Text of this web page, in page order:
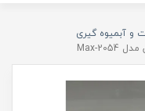
و آبمیوه گیری